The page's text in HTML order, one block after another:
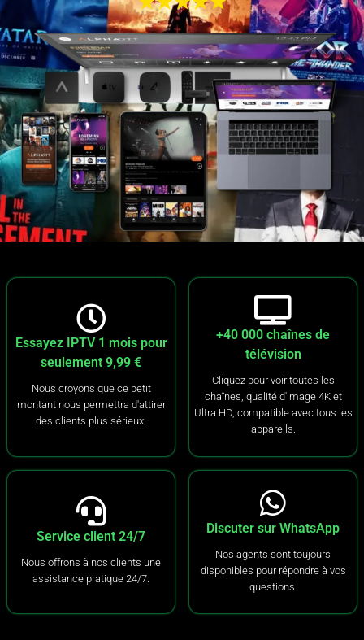
Essayez IPTV 1 mois pour
seulement 9,99 €
Nous croyons que ce petit
montant nous permettra d'attirer
des clients plus sérieux.
+40 000 chaînes de
télévision
Cliquez pour voir toutes les
chaînes, qualité d'image 4K et
Ultra HD, compatible avec tous les
appareils.
Service client 24/7
Nous offrons à nos clients une
assistance pratique 24/7.
Discuter sur WhatsApp
Nos agents sont toujours
disponibles pour répondre à vos
questions.